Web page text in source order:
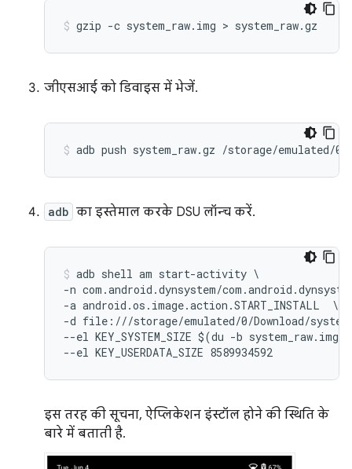
जीएसआई को डिवाइस में भेजें.
adb का इस्तेमाल करके DSU लॉन्च करें.
adb shell am start-activity \
-n com.android.dynsystem/
-a android.os.image.action.START_INSTALL  \
-d file:///storage/emulated/0/Download/
--el KEY_SYSTEM_SIZE $(du -b
इस तरह की सूचना, ऐप्लिकेशन इंस्टॉल होने की स्थिति के
बारे में बताती है.